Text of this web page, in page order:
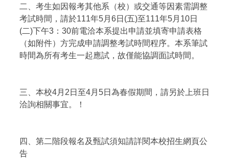
二、考生如因報考其他系（校）或交通等因素需調整
考試時間，請於111年5月6日(五)至111年5月10日
(二)下午3：30前電洽本系提出申請並填寄申請表格
（如附件）方完成申請調整考試時間程序。本系筆試
時間為所有考生一起應試，故僅能協調面試時間。
三、本校4月2日至4月5日為春假期間，請另於上班日
洽詢相關事宜。！
四、第二階段報名及甄試須知請詳閱本校招生網頁公
告